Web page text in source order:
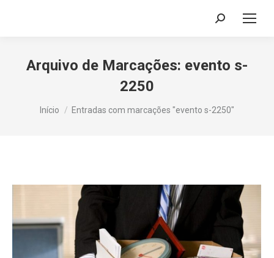
Search:
Arquivo de Marcações: evento s-
2250
Você está aqui:
Início Entradas com marcações "evento s-2250"